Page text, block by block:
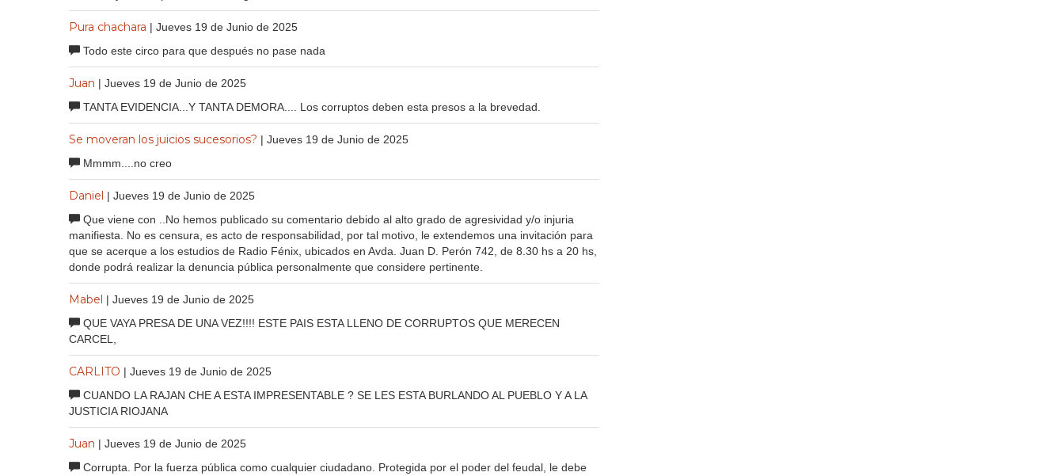
Pura chachara | Jueves 19 de Junio de 2025
Todo este circo para que después no pase nada
Juan | Jueves 19 de Junio de 2025
TANTA EVIDENCIA...Y TANTA DEMORA.... Los corruptos deben esta presos a la brevedad.
Se moveran los juicios sucesorios? | Jueves 19 de Junio de 2025
Mmmm....no creo
Daniel | Jueves 19 de Junio de 2025
Que viene con ..No hemos publicado su comentario debido al alto grado de agresividad y/o injuria
manifiesta. No es censura, es acto de responsabilidad, por tal motivo, le extendemos una invitación para
que se acerque a los estudios de Radio Fénix, ubicados en Avda. Juan D. Perón 742, de 8.30 hs a 20 hs,
donde podrá realizar la denuncia pública personalmente que considere pertinente.
Mabel | Jueves 19 de Junio de 2025
QUE VAYA PRESA DE UNA VEZ!!!! ESTE PAIS ESTA LLENO DE CORRUPTOS QUE MERECEN
CARCEL,
CARLITO | Jueves 19 de Junio de 2025
CUANDO LA RAJAN CHE A ESTA IMPRESENTABLE ? SE LES ESTA BURLANDO AL PUEBLO Y A LA
JUSTICIA RIOJANA
Juan | Jueves 19 de Junio de 2025
Corrupta. Por la fuerza pública como cualquier ciudadano. Protegida por el poder del feudal, le debe